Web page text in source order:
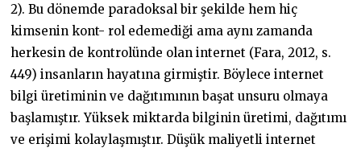
2). Bu dönemde paradoksal bir şekilde hem hiç
kimsenin kont- rol edemediği ama aynı zamanda
herkesin de kontrolünde olan internet (Fara, 2012, s.
449) insanların hayatına girmiştir. Böylece internet
bilgi üretiminin ve dağıtımının başat unsuru olmaya
başlamıştır. Yüksek miktarda bilginin üretimi, dağıtımı
ve erişimi kolaylaşmıştır. Düşük maliyetli internet